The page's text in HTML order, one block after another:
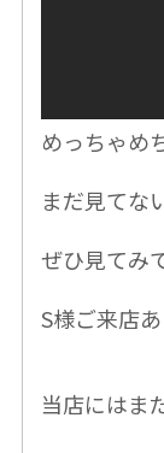
めっちゃめ
まだ見てな
ぜひ見てみ
S様ご来店
当店にはま